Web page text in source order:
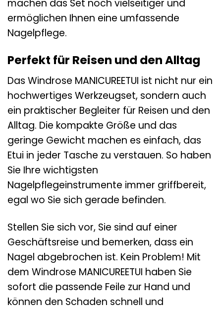
machen das Set noch vielseitiger und
ermöglichen Ihnen eine umfassende
Nagelpflege.
Perfekt für Reisen und den Alltag
Das Windrose MANICUREETUI ist nicht nur ein
hochwertiges Werkzeugset, sondern auch
ein praktischer Begleiter für Reisen und den
Alltag. Die kompakte Größe und das
geringe Gewicht machen es einfach, das
Etui in jeder Tasche zu verstauen. So haben
Sie Ihre wichtigsten
Nagelpflegeinstrumente immer griffbereit,
egal wo Sie sich gerade befinden.
Stellen Sie sich vor, Sie sind auf einer
Geschäftsreise und bemerken, dass ein
Nagel abgebrochen ist. Kein Problem! Mit
dem Windrose MANICUREETUI haben Sie
sofort die passende Feile zur Hand und
können den Schaden schnell und